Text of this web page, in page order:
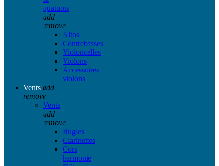
quatuors
add
remove
Altos
Contrebasses
Violoncelles
Violons
Accessoires
violons
Vents add
remove
Vents
add
remove
Bugles
Clarinettes
Cors
harmonie